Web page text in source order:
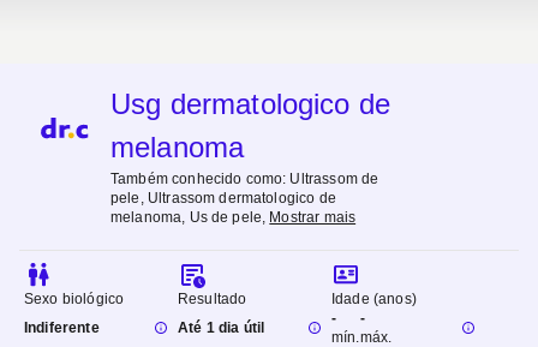
Usg dermatologico de
melanoma
Também conhecido como: Ultrassom de
pele, Ultrassom dermatologico de
melanoma, Us de pele, Mostrar mais
Sexo biológico
Indiferente
Resultado
Até 1 dia útil
Idade (anos)
-
mín.
-
máx.